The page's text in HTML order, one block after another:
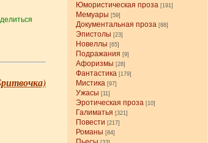
Юмористическая проза [191]
Мемуары [59]
Документальная проза [88]
Эпистолы [23]
Новеллы [65]
Подражания [9]
Афоризмы [28]
Фантастика [179]
Мистика [97]
Ужасы [11]
Эротическая проза [10]
Галиматья [321]
Повести [217]
Романы [84]